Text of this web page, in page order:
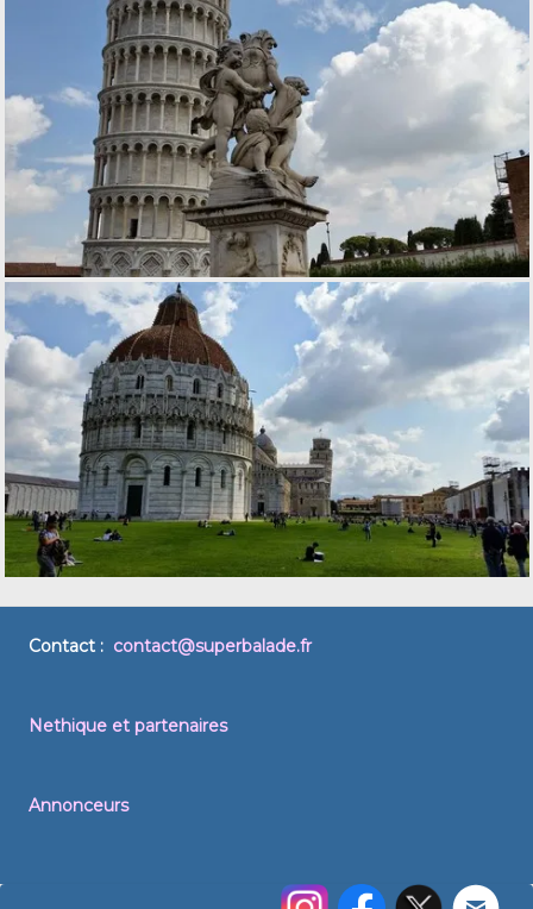
Contact : contact@superbalade.fr
Nethique et partenaires
Annonceurs